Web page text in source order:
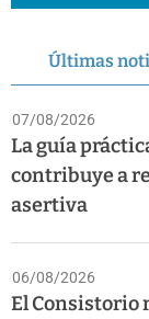
Últimas
07/08/2026
La guía
contribuye a
asertiva
06/08/2026
El Consistorio